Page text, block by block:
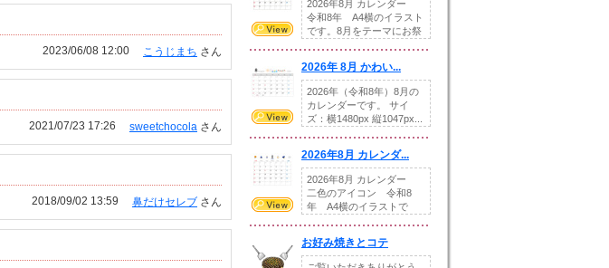
こうじまち さん
2023/06/08 12:00
sweetchocola さん
2021/07/23 17:26
鼻だけセレブ さん
2018/09/02 13:59
2026年8月 カレンダー
令和8年 A4横のイラスト
です。8月をテーマにお祭
2026年 8月 かわい...
2026年（令和8年）8月の
カレンダーです。 サイ
ズ：横1480px 縦1047px...
2026年8月 カレンダ...
2026年8月 カレンダー
二色のアイコン 令和8
年 A4横のイラストで
お好み焼きとコテ